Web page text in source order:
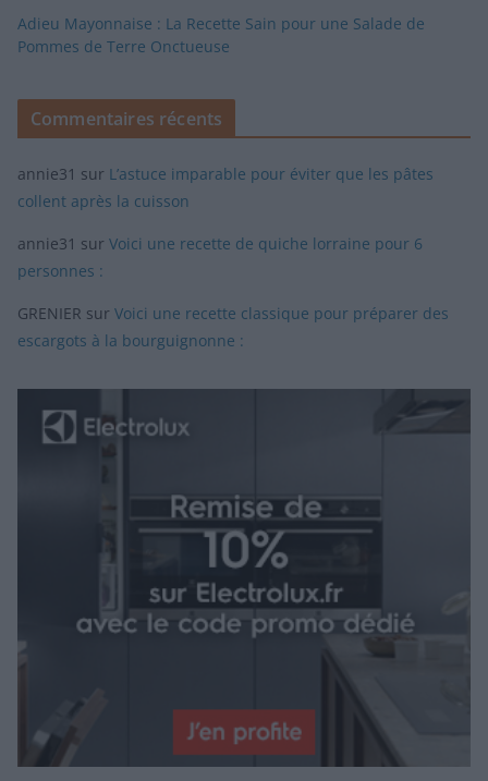
Adieu Mayonnaise : La Recette Sain pour une Salade de
Pommes de Terre Onctueuse
Commentaires récents
annie31 sur L’astuce imparable pour éviter que les pâtes
collent après la cuisson
annie31 sur Voici une recette de quiche lorraine pour 6
personnes :
GRENIER sur Voici une recette classique pour préparer des
escargots à la bourguignonne :